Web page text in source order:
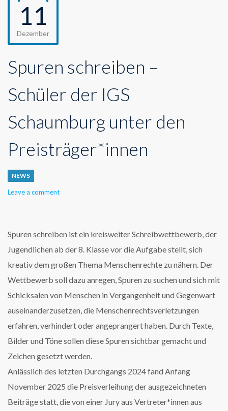
11
Dezember
Spuren schreiben –
Schüler der IGS
Schaumburg unter den
Preisträger*innen
NEWS
Leave a comment
Spuren schreiben ist ein kreisweiter Schreibwettbewerb, der
Jugendlichen ab der 8. Klasse vor die Aufgabe stellt, sich
kreativ dem großen Thema Menschenrechte zu nähern. Der
Wettbewerb soll dazu anregen, Spuren zu suchen und sich mit
Schicksalen von Menschen in Vergangenheit und Gegenwart
auseinanderzusetzen, die Menschenrechtsverletzungen
erfahren, verhindert oder angeprangert haben. Durch Texte,
Bilder und Töne sollen diese Spuren sichtbar gemacht und
Zeichen gesetzt werden.
Anlässlich des letzten Durchgangs 2024 fand Anfang
November 2025 die Preisverleihung der ausgezeichneten
Beiträge statt, die von einer Jury aus Vertreter*innen aus